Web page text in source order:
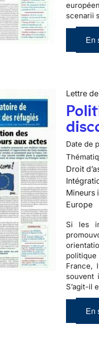
scenarii
En
Lettre
Date de
Droit
Mineurs
Europe
Si les
politique
France,
souvent
S’agit-il
En